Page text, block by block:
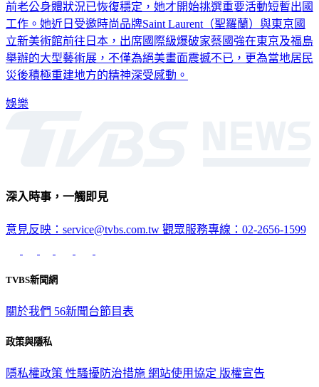
前老公身體狀況已恢復穩定，她才開始挑選重要活動短暫出國
工作。她近日受邀時尚品牌Saint Laurent（聖羅蘭）與東京國
立新美術館前往日本，出席國際級爆破家蔡國強在東京及福島
舉辦的大型藝術展，不僅為絕美畫面震撼不已，更為當地居民
災後積極重建地方的精神深受感動。
娛樂
深入時事，一觸即見
意見反映：service@tvbs.com.tw 觀眾服務專線：02-2656-1599
TVBS新聞網
關於我們 56新聞台節目表
政策與隱私
隱私權政策 性騷擾防治措施 網站使用協定 版權宣告